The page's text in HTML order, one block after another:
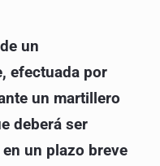
un
efectuada por
un martillero
deberá ser
un plazo breve